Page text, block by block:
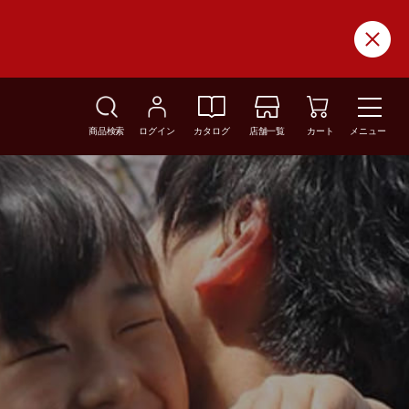
商品検索 ログイン カタログ 店舗一覧 カート メニュー